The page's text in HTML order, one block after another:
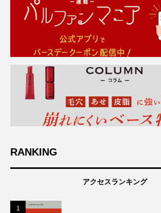
RANKING
アクセスランキング
1